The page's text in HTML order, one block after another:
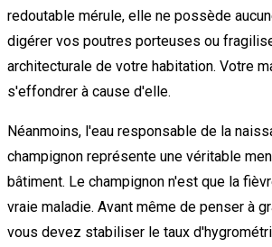
redoutable mérule, elle ne possède
digérer vos poutres porteuses ou
architecturale de votre habitation. Votre
s'effondrer à cause d'elle.
Néanmoins, l'eau responsable de la
champignon représente une véritable
bâtiment. Le champignon n'est que la
vraie maladie. Avant même de penser à
vous devez stabiliser le taux